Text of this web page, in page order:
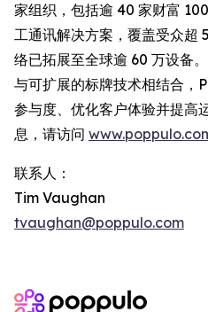
家组织，包括逾 40 家财富
工通讯解决方案，覆盖受众超
络已拓展至全球逾 60 万设备
与可扩展的标牌技术相结合，
参与度、优化客户体验并提高
息，请访问
联系人：
Tim Vaughan
tvaughan@poppulo.com